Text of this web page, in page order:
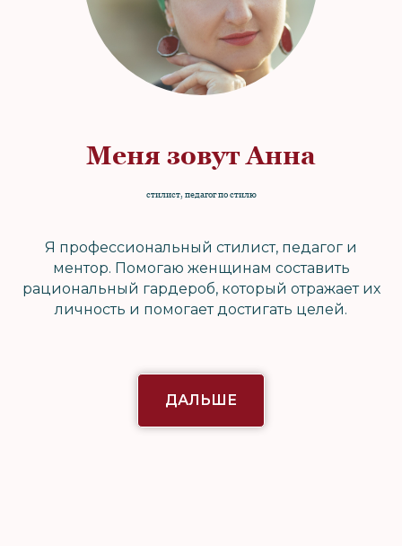
Меня зовут Анна
стилист, педагог по стилю
Я профессиональный стилист, педагог и
ментор. Помогаю женщинам составить
рациональный гардероб, который отражает их
личность и помогает достигать целей.
ДАЛЬШЕ